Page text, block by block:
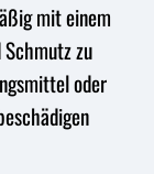
mit einem
zu
oder